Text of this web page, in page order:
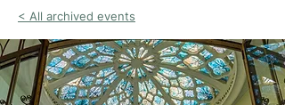
< All archived events